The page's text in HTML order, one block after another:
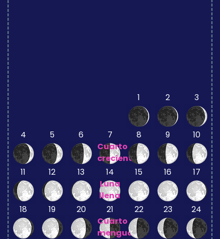
1 2 3
4 5 6
7
Cuarto
creciente
8 9 10
11 12 13
14
Luna
llena
15 16 17
18 19 20
21
Cuarto
menguante
22 23 24